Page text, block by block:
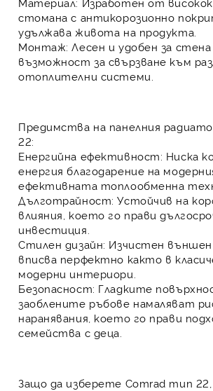
стомана с антикорозионно
удължава живота на продукта.
Монтаж: Лесен и удобен за
възможност за свързване към
отоплителни системи.
Предимства на панелния
22:
Енергийна ефективност: Ниска
енергия благодарение на
ефективната топлообменна
Дълготрайност: Устойчив на
влияния, което го прави
инвестиция.
Стилен дизайн: Изчистен
вписва перфектно както в
модерни интериори.
Безопасност: Гладките
заоблените ръбове намаляват
наранявания, което го прави
семейства с деца.
Защо да изберете Comrad тип